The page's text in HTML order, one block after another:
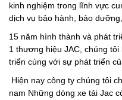
kinh nghiệm trong lĩnh vực
dịch vụ bảo hành, bảo
15 năm hình thành và phát
1 thương hiệu JAC, chúng
triển cùng với sự phát triển
Hiện nay công ty chúng tôi
nam Những dòng xe tải Jac